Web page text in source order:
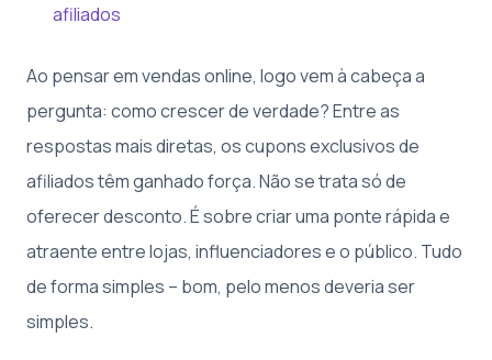
afiliados
Ao pensar em vendas online, logo vem à cabeça a
pergunta: como crescer de verdade? Entre as
respostas mais diretas, os cupons exclusivos de
afiliados têm ganhado força. Não se trata só de
oferecer desconto. É sobre criar uma ponte rápida e
atraente entre lojas, influenciadores e o público. Tudo
de forma simples – bom, pelo menos deveria ser
simples.